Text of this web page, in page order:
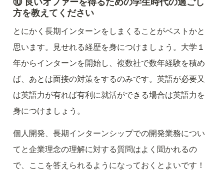
方を教えてください
とにかく長期インターンをしまくることがベストかと
思います。見せれる経歴を身につけましょう。大学１
年からインターンを開始し、複数社で数年経験を積め
ば、あとは面接の対策をするのみです。英語が必要又
は英語力が有れば有利に就活ができる場合は英語力を
身につけましょう。
個人開発、長期インターンシップでの開発業務につい
てと企業理念の理解に対する質問はよく聞かれるの
で、ここを答えられるようになっておくとよいです！